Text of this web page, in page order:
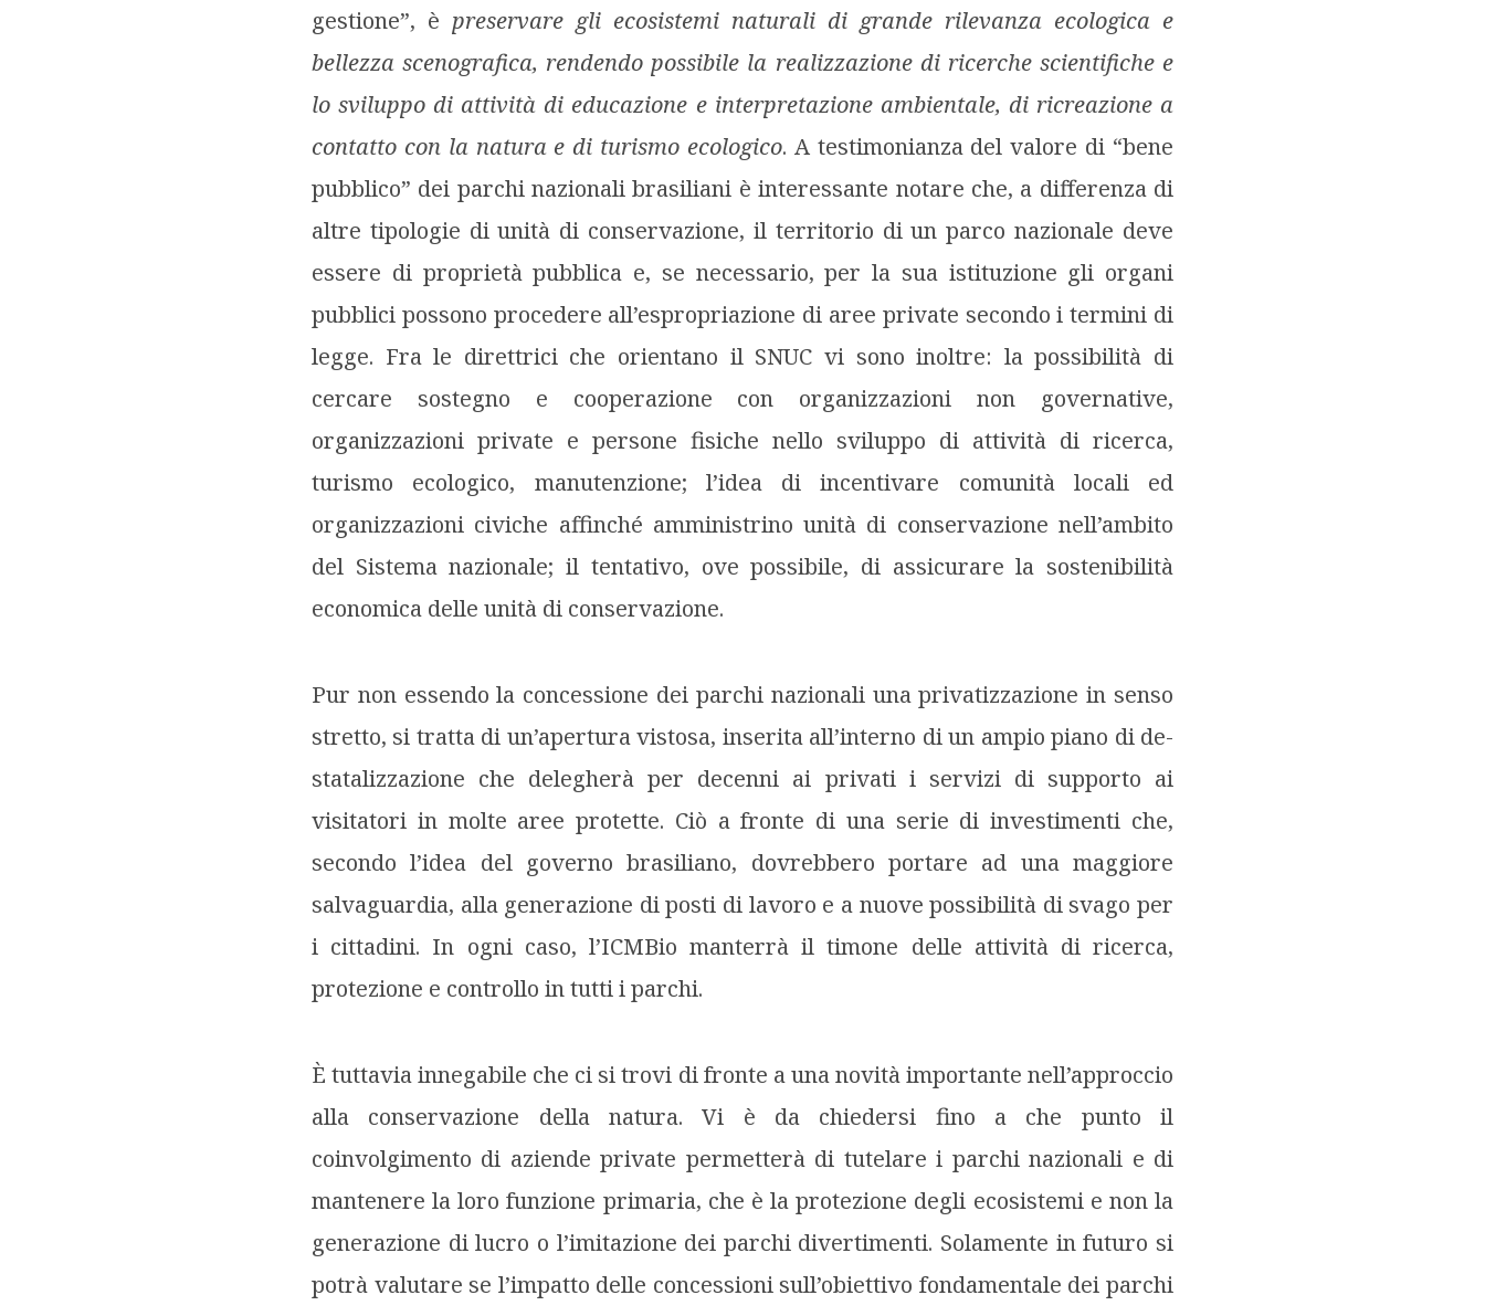
gestione”, è preservare gli ecosistemi naturali di grande rilevanza ecologica e
bellezza scenografica, rendendo possibile la realizzazione di ricerche scientifiche e
lo sviluppo di attività di educazione e interpretazione ambientale, di ricreazione a
contatto con la natura e di turismo ecologico. A testimonianza del valore di “bene
pubblico” dei parchi nazionali brasiliani è interessante notare che, a differenza di
altre tipologie di unità di conservazione, il territorio di un parco nazionale deve
essere di proprietà pubblica e, se necessario, per la sua istituzione gli organi
pubblici possono procedere all’espropriazione di aree private secondo i termini di
legge. Fra le direttrici che orientano il SNUC vi sono inoltre: la possibilità di
cercare sostegno e cooperazione con organizzazioni non governative,
organizzazioni private e persone fisiche nello sviluppo di attività di ricerca,
turismo ecologico, manutenzione; l’idea di incentivare comunità locali ed
organizzazioni civiche affinché amministrino unità di conservazione nell’ambito
del Sistema nazionale; il tentativo, ove possibile, di assicurare la sostenibilità
economica delle unità di conservazione.
Pur non essendo la concessione dei parchi nazionali una privatizzazione in senso
stretto, si tratta di un’apertura vistosa, inserita all’interno di un ampio piano di de-
statalizzazione che delegherà per decenni ai privati i servizi di supporto ai
visitatori in molte aree protette. Ciò a fronte di una serie di investimenti che,
secondo l’idea del governo brasiliano, dovrebbero portare ad una maggiore
salvaguardia, alla generazione di posti di lavoro e a nuove possibilità di svago per
i cittadini. In ogni caso, l’ICMBio manterrà il timone delle attività di ricerca,
protezione e controllo in tutti i parchi.
È tuttavia innegabile che ci si trovi di fronte a una novità importante nell’approccio
alla conservazione della natura. Vi è da chiedersi fino a che punto il
coinvolgimento di aziende private permetterà di tutelare i parchi nazionali e di
mantenere la loro funzione primaria, che è la protezione degli ecosistemi e non la
generazione di lucro o l’imitazione dei parchi divertimenti. Solamente in futuro si
potrà valutare se l’impatto delle concessioni sull’obiettivo fondamentale dei parchi